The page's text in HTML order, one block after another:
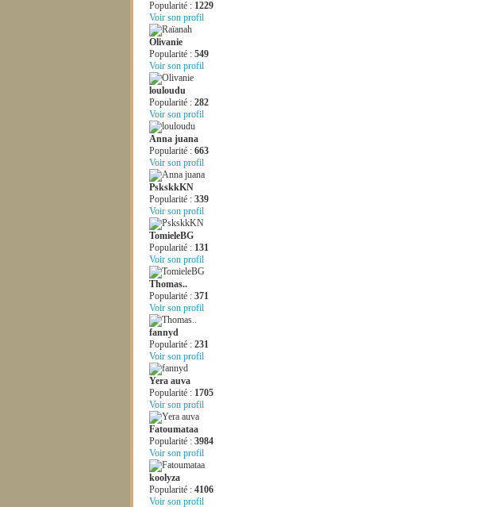
Popularité : 1229
Voir son profil
Olivanie
Popularité : 549
Voir son profil
louloudu
Popularité : 282
Voir son profil
Anna juana
Popularité : 663
Voir son profil
PskskkKN
Popularité : 339
Voir son profil
TomieleBG
Popularité : 131
Voir son profil
Thomas..
Popularité : 371
Voir son profil
fannyd
Popularité : 231
Voir son profil
Yera auva
Popularité : 1705
Voir son profil
Fatoumataa
Popularité : 3984
Voir son profil
koolyza
Popularité : 4106
Voir son profil